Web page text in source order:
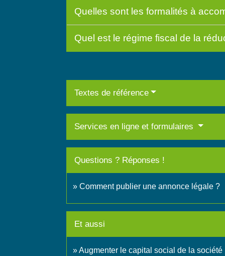
Quelles sont les formalités à
Quel est le régime fiscal de la
Textes de référence
Services en ligne et formulaires
Questions ? Réponses !
Comment publier une annonce légale ?
Et aussi
Augmenter le capital social de la société